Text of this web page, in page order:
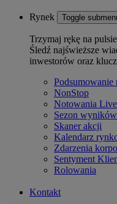
Rynek Toggle
Trzymaj rękę na
Śledź najświeższe
inwestorów oraz
NonStop
Notowania Live
Sezon
Skaner akcji
Kalendarz
Zdarzenia
Sentyment
Rolowania
Kontakt